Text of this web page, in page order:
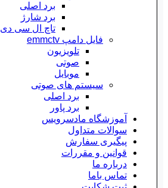
برد اصلی
برد شارژ
تاچ ال سی دی
فایل دامپ emmctv
تلویزیون
صوتی
موبایل
سیستم های صوتی
برد اصلی
برد پاور
آموزشگاه مادسرویس
سوالات متداول
پیگیری سفارش
قوانین و مقررات
درباره ما
تماس باما